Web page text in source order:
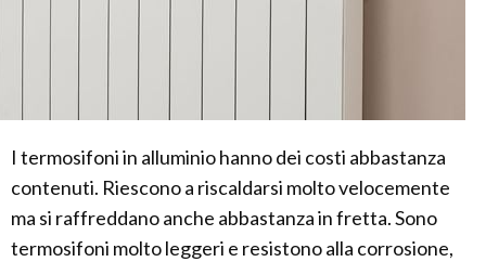
I termosifoni in alluminio hanno dei costi abbastanza
contenuti. Riescono a riscaldarsi molto velocemente
ma si raffreddano anche abbastanza in fretta. Sono
termosifoni molto leggeri e resistono alla corrosione,